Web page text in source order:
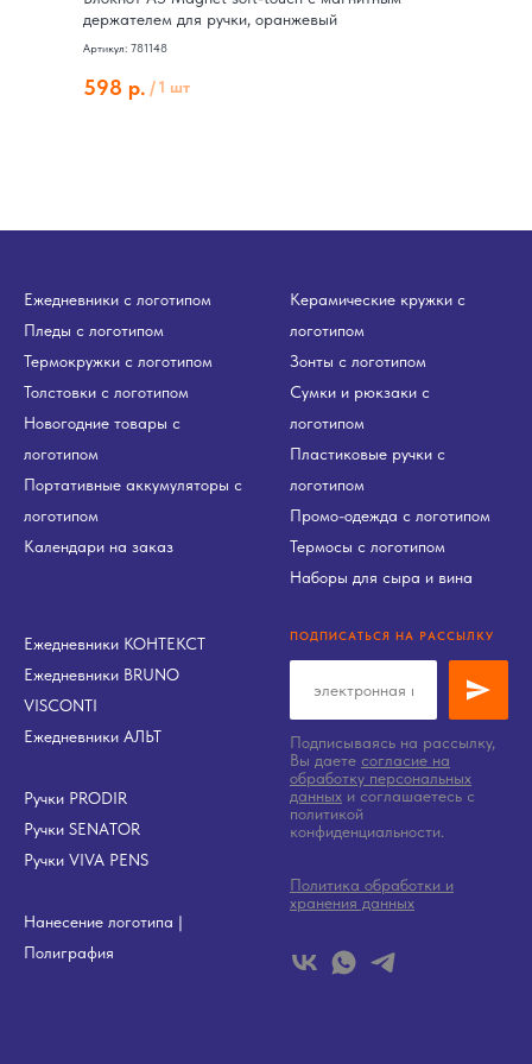
держателем для ручки, оранжевый
Артикул: 781148
598 р. /1 шт
Ежедневники с логотипом
Пледы с логотипом
Термокружки с логотипом
Толстовки с логотипом
Новогодние товары с
логотипом
Портативные аккумуляторы с
логотипом
Календари на заказ
Керамические кружки с
логотипом
Зонты с логотипом
Сумки и рюкзаки с
логотипом
Пластиковые ручки с
логотипом
Промо-одежда с логотипом
Термосы с логотипом
Наборы для сыра и вина
Ежедневники КОНТЕКСТ
Ежедневники BRUNO
VISCONTI
Ежедневники АЛЬТ
Ручки PRODIR
Ручки SENATOR
Ручки VIVA PENS
Нанесение логотипа |
Полиграфия
ПОДПИСАТЬСЯ НА РАССЫЛКУ
Подписываясь на рассылку,
Вы даете согласие на
обработку персональных
данных и соглашаетесь c
политикой
конфиденциальности.
Политика обработки и
хранения данных